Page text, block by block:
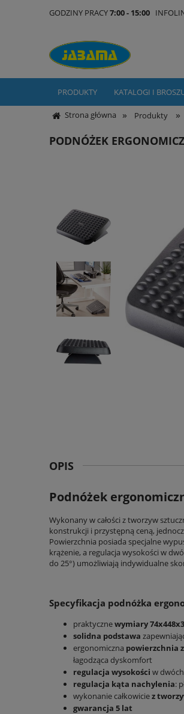
GODZINY PRACY7:00 - 15:00
PRODUKTY KATALOGI I
Strona główna » Produkty »
PODNÓŻEK
OPIS
Podnóżek
Wykonany w całości z tworzyw
konstrukcji i przystępną ceną,
Powierzchnia posiada specjalne
krążenie, a regulacja wysokości w
do 25°) umożliwiają indywidualne
Specyfikacja podnóżka
praktycznewymiary
solidna podstawa
ergonomiczna powierzchnia
łagodząca dyskomfort
regulacja wysokości w
regulacja kąta nachylenia:
wykonanie całkowiciez
gwarancja 5 lat